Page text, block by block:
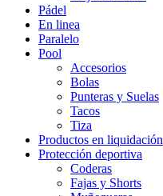
Pádel
En linea
Paralelo
Pool
Accesorios
Bolas
Punteras y Suelas
Tacos
Tiza
Productos en liquidación
Protección deportiva
Coderas
Fajas y Shorts